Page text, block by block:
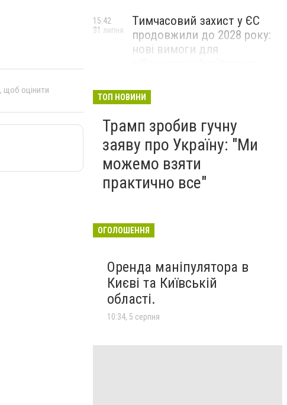
, щоб оцінити
Тимчасовий захист у ЄС
продовжили до 2028 року:
нові вимоги для
15:42
31 липня
ТОП НОВИНИ
Трамп зробив гучну
заяву про Україну: "Ми
можемо взяти
практично все"
ОГОЛОШЕННЯ
Оренда маніпулятора в
Києві та Київській
області.
10:34, 5 серпня